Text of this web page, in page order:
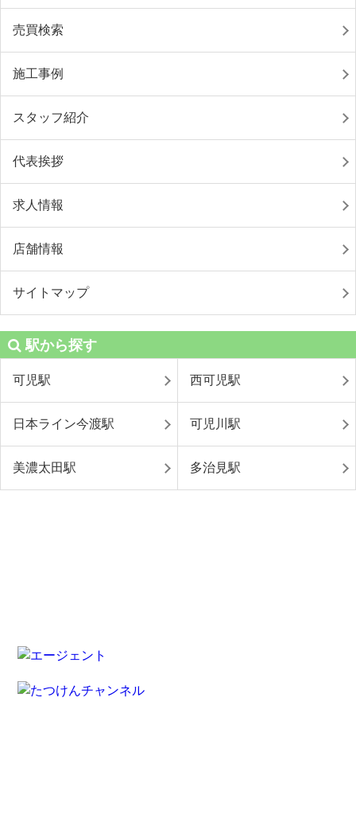
売買検索
施工事例
スタッフ紹介
代表挨拶
求人情報
店舗情報
サイトマップ
駅から探す
可児駅 西可児駅
日本ライン今渡駅 可児川駅
美濃太田駅 多治見駅